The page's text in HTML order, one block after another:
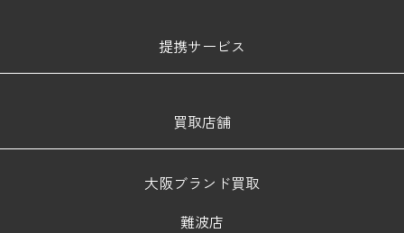
提携サービス
買取店舗
大阪ブランド買取
難波店